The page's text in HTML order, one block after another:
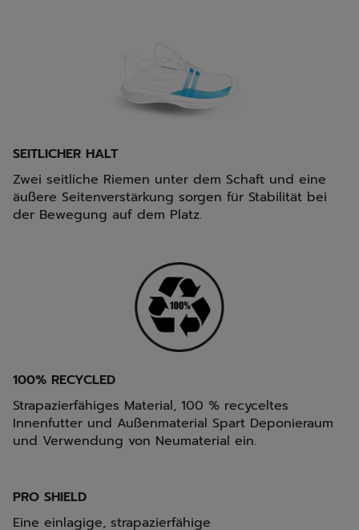
SEITLICHER HALT
Zwei seitliche Riemen unter dem Schaft und eine
äußere Seitenverstärkung sorgen für Stabilität bei
der Bewegung auf dem Platz.
100% RECYCLED
Strapazierfähiges Material, 100 % recyceltes
Innenfutter und Außenmaterial Spart Deponieraum
und Verwendung von Neumaterial ein.
PRO SHIELD
Eine einlagige, strapazierfähige